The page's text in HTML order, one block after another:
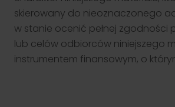
skierowany do nieoznaczonego
w stanie ocenić pełnej zgodności
lub celów odbiorców niniejszego
instrumentem finansowym, o